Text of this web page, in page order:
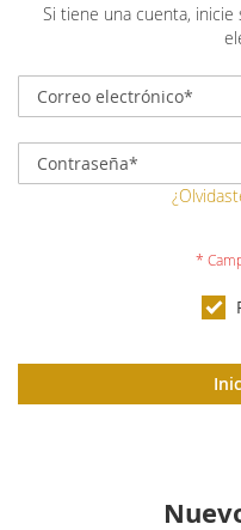
Si tiene una cuenta,